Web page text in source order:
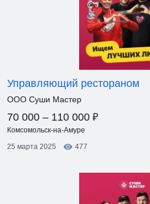
Управляющий рестораном
ООО Суши Мастер
70 000 – 110 000 ₽
Комсомольск-на-Амуре
25 марта 2025
477